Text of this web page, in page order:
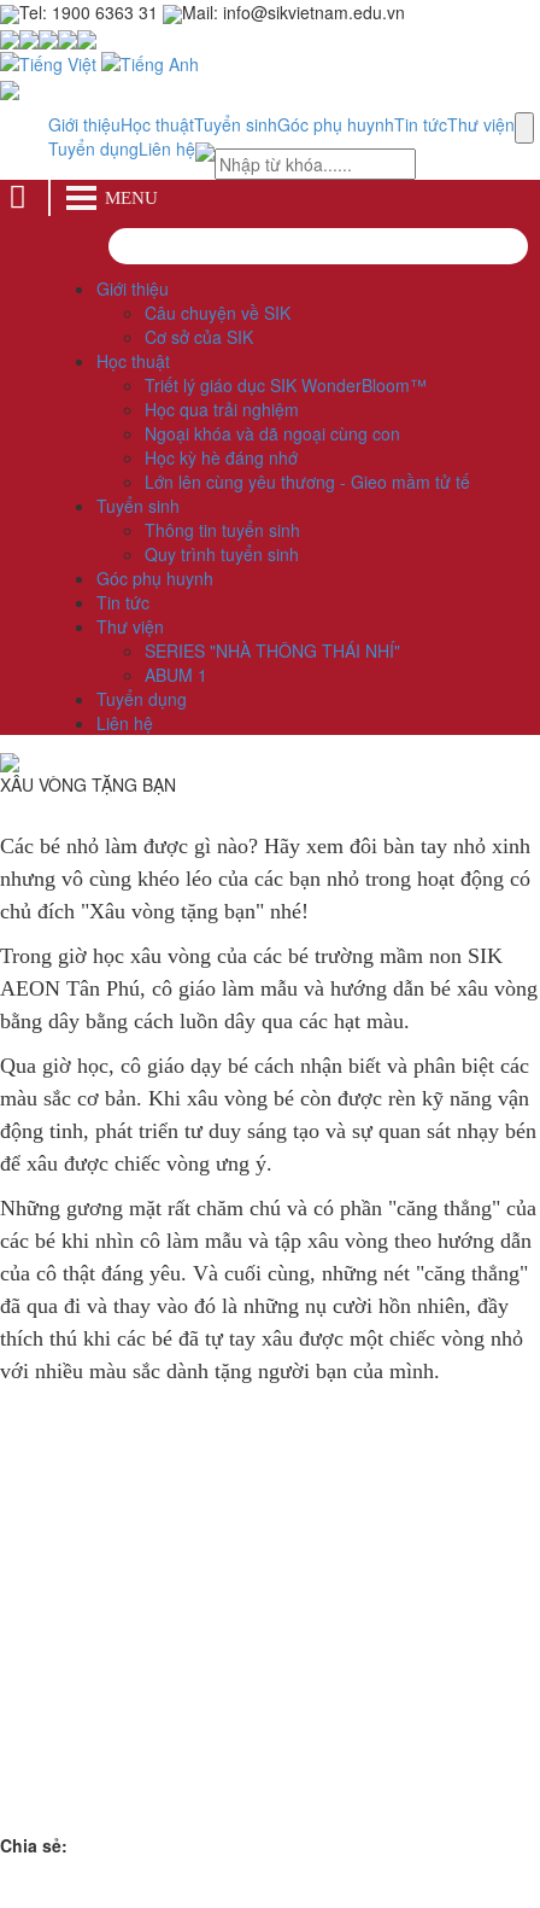
Tel: 1900 6363 31 Mail: info@sikvietnam.edu.vn
Giới thiệuHọc thuậtTuyển sinhGóc phụ huynhTin tứcThư viện
Tuyển dụngLiên hệ
MENU
Giới thiệu
Câu chuyện về SIK
Cơ sở của SIK
Học thuật
Triết lý giáo dục SIK WonderBloom™
Học qua trải nghiệm
Ngoại khóa và dã ngoại cùng con
Học kỳ hè đáng nhớ
Lớn lên cùng yêu thương - Gieo mầm tử tế
Tuyển sinh
Thông tin tuyển sinh
Quy trình tuyển sinh
Góc phụ huynh
Tin tức
Thư viện
SERIES "NHÀ THÔNG THÁI NHÍ"
ABUM 1
Tuyển dụng
Liên hệ
XÂU VÒNG TẶNG BẠN
Các bé nhỏ làm được gì nào? Hãy xem đôi bàn tay nhỏ xinh
nhưng vô cùng khéo léo của các bạn nhỏ trong hoạt động có
chủ đích "Xâu vòng tặng bạn" nhé!
Trong giờ học xâu vòng của các bé trường mầm non SIK
AEON Tân Phú, cô giáo làm mẫu và hướng dẫn bé xâu vòng
bằng dây bằng cách luồn dây qua các hạt màu.
Qua giờ học, cô giáo dạy bé cách nhận biết và phân biệt các
màu sắc cơ bản. Khi xâu vòng bé còn được rèn kỹ năng vận
động tinh, phát triển tư duy sáng tạo và sự quan sát nhạy bén
để xâu được chiếc vòng ưng ý.
Những gương mặt rất chăm chú và có phần "căng thẳng" của
các bé khi nhìn cô làm mẫu và tập xâu vòng theo hướng dẫn
của cô thật đáng yêu. Và cuối cùng, những nét "căng thẳng"
đã qua đi và thay vào đó là những nụ cười hồn nhiên, đầy
thích thú khi các bé đã tự tay xâu được một chiếc vòng nhỏ
với nhiều màu sắc dành tặng người bạn của mình.
Chia sẻ: